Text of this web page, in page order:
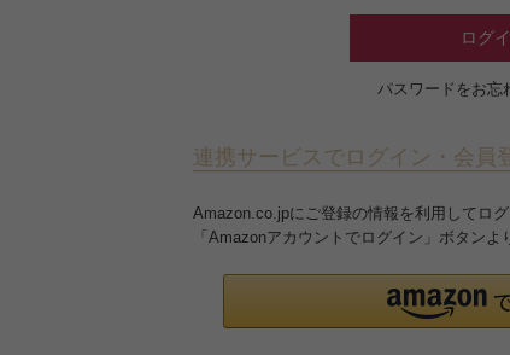
ログ
パスワードをお忘
連携サービスでログイン・会員
Amazon.co.jpにご登録の情報を利用してロ
「Amazonアカウントでログイン」ボタンよ